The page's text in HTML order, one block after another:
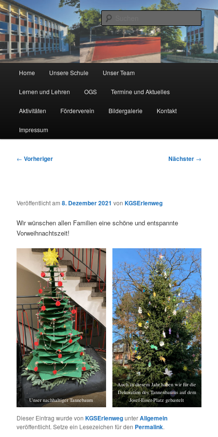
Zum
primären
Inhalt
springenKGS Erlenweg
Städtische Katholische Grundschule
Home Unsere Schule Unser Team
Lernen und Lehren OGS Termine und Aktuelles
Aktivitäten Förderverein Bildergalerie Kontakt
Impressum
Beitragsnavigation
← Vorheriger Nächster →
Veröffentlicht am8. Dezember 2021 vonKGSErlenweg
Wir wünschen allen Familien eine schöne und entspannte
Vorweihnachtszeit!
Unser nachhaltiger Tannebaum
Auch in diesem Jahr haben wir für die
Dekoration des Tannenbaums auf dem
Josef-Esser-Platz gebastelt
Dieser Eintrag wurde vonKGSErlenwegunterAllgemein
veröffentlicht. Setze ein Lesezeichen für den Permalink.